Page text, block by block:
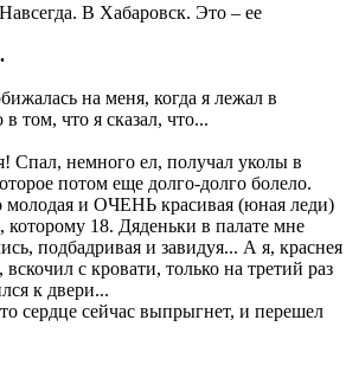
В Хабаровск. Это – ее
на меня, когда я лежал в
в том, что я сказал, что...
Спал, немного ел, получал уколы в
потом еще долго-долго болело.
молодая и ОЧЕНЬ красивая (юная леди)
которому 18. Дяденьки в палате мне
подбадривая и завидуя... А я, краснея
с кровати, только на третий раз
к двери...
сердце сейчас выпрыгнет, и перешел